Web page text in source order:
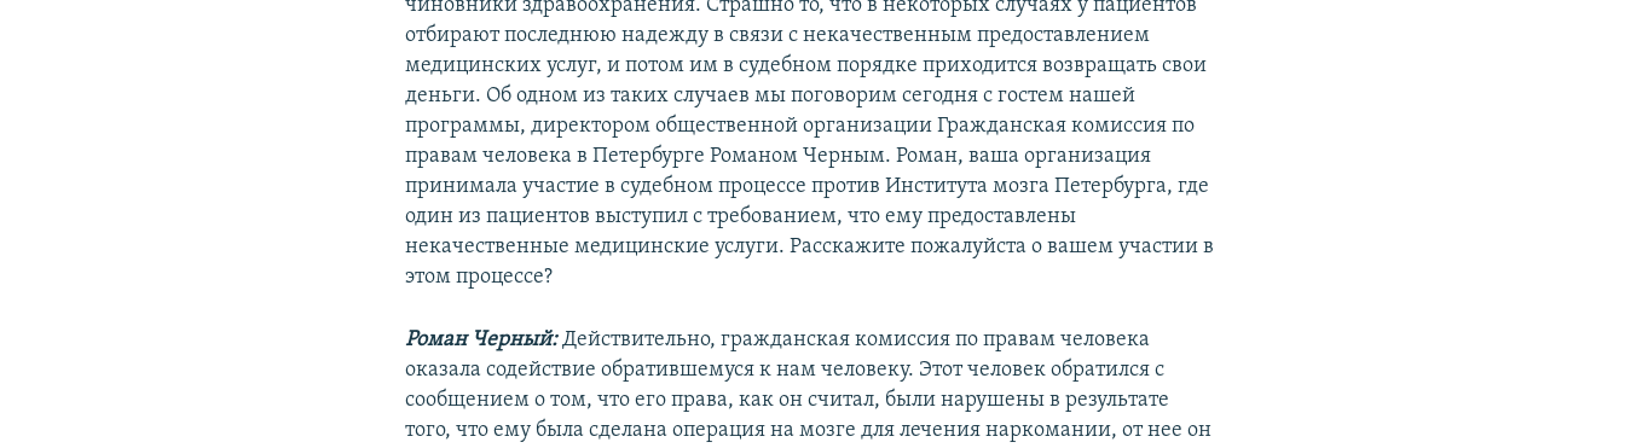
чиновники здравоохранения. Страшно то, что в некоторых случаях у пациентов
отбирают последнюю надежду в связи с некачественным предоставлением
медицинских услуг, и потом им в судебном порядке приходится возвращать свои
деньги. Об одном из таких случаев мы поговорим сегодня с гостем нашей
программы, директором общественной организации Гражданская комиссия по
правам человека в Петербурге Романом Черным. Роман, ваша организация
принимала участие в судебном процессе против Института мозга Петербурга, где
один из пациентов выступил с требованием, что ему предоставлены
некачественные медицинские услуги. Расскажите пожалуйста о вашем участии в
этом процессе?
Роман Черный:Действительно, гражданская комиссия по правам человека
оказала содействие обратившемуся к нам человеку. Этот человек обратился с
сообщением о том, что его права, как он считал, были нарушены в результате
того, что ему была сделана операция на мозге для лечения наркомании, от нее он